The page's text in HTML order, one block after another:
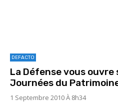
DEFACTO
La Défense vous ouvre
Journées du
1 Septembre 2010 À 8h34